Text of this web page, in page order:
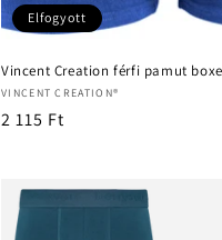
Elfogyott
Vincent Creation férfi pamut
Forgalmazó:
VINCENT CREATION®
Normál
2 115 Ft